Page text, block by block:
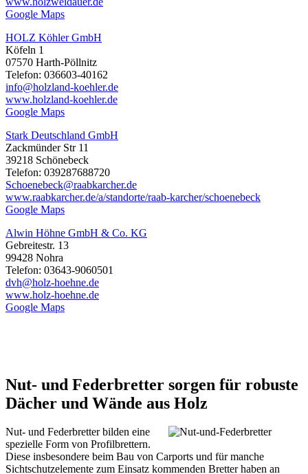
Google Maps
HOLZ Köhler GmbH
Köfeln 1
07570 Harth-Pöllnitz
Telefon: 036603-40162
info@holzland-koehler.de
www.holzland-koehler.de
Google Maps
Stark Deutschland GmbH
Zackmünder Str 11
39218 Schönebeck
Telefon: 039287688720
Schoenebeck@raabkarcher.de
www.raabkarcher.de/a/standorte/raab-karcher/schoenebeck
Google Maps
Alwin Höhne GmbH & Co. KG
Gebreitestr. 13
99428 Nohra
Telefon: 03643-9060501
dvh@holz-hoehne.de
www.holz-hoehne.de
Google Maps
Nut- und Federbretter sorgen für robuste
Dächer und Wände aus Holz
Nut- und Federbretter bilden eine
spezielle Form von Profilbrettern.
Diese insbesondere beim Bau von Carports und für manche
Sichtschutzelemente zum Einsatz kommenden Bretter haben an